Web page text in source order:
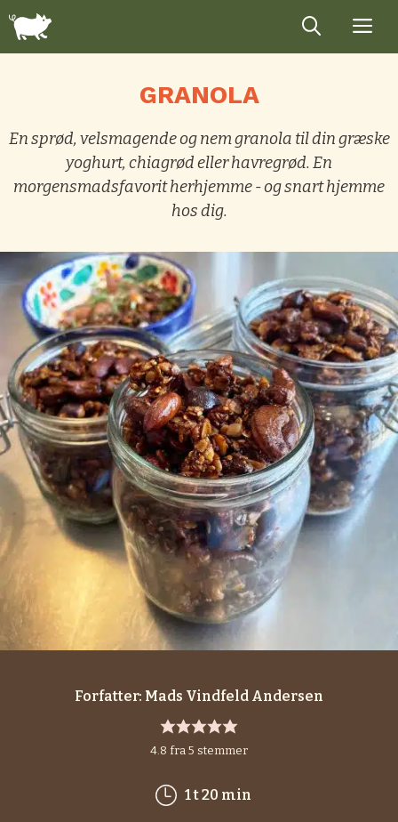
indhold
GRANOLA
En sprød, velsmagende og nem granola til din græske
yoghurt, chiagrød eller havregrød. En
morgensmadsfavorit herhjemme - og snart hjemme
hos dig.
Forfatter: Mads Vindfeld Andersen
4.8 fra 5 stemmer
1time
t20minutter
min